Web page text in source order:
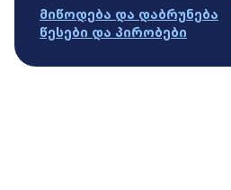
მიწოდება და დაბრუნება
წესები და პირობები